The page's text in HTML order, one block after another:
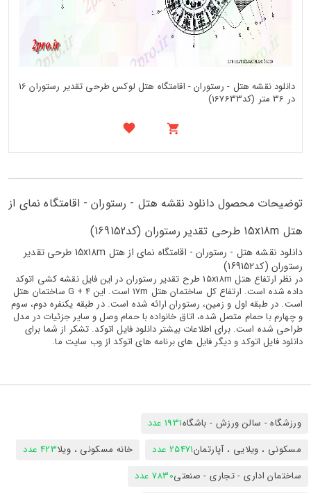
دانلود نقشه هتل - رستوران - اقامتگاه هتل لوکس طرحی تقدیر رستوران 16
در 36 متر (کد167633)
توضیحات محصول دانلود نقشه هتل - رستوران - اقامتگاه نمای از
هتل 15x18m طرحی تقدیر رستوران (کد169152)
دانلود نقشه هتل - رستوران - اقامتگاه نمای از هتل 15x18m طرحی تقدیر
رستوران (کد169152)
در نظر ارتفاع هتل 15x18m طرح تقدیر رستوران در این فایل نقشه کشی اتوکد
داده شده است. ارتفاع کل ساختمان هتل 17m است. این G + 4 ساختمان هتل
است. در طبقه اول و زمین، رستوران ارائه شده است. در طبقه یکنفره دوم، سوم
و چهارم با حمام متصل شده، اتاق خانواده با حمام وصل و سایر جزئیات در مدل
طراحی شده است. برای اطلاعات بیشتر دانلود فایل اتوکد. تشکر از شما برای
دانلود فایل اتوکد و دیگر فایل های برنامه های اتوکد از وب سایت ما.
ورزشگاه - سالن ورزش - باشگاه1931 عدد
مسکونی ، ویلایی ، آپارتمان25471 عدد خانه مسکونی ، ویلا423 عدد
ساختمان اداری - تجاری - صنعتی7830 عدد